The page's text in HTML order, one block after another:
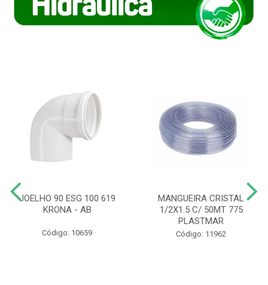
JOELHO 90 ESG 100 619
KRONA - AB
Código: 10659
MANGUEIRA CRISTAL
1/2X1.5 C/ 50MT 775
PLASTMAR
Código: 11962